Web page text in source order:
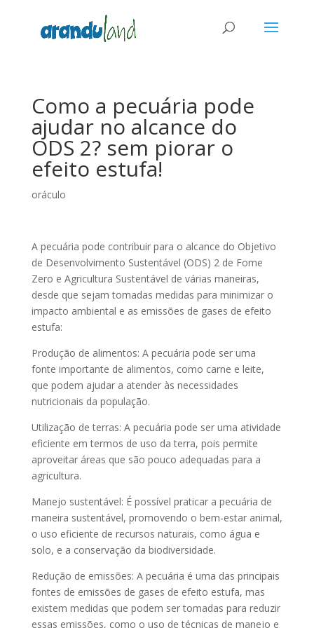
Como a pecuária pode
ajudar no alcance do
ODS 2? sem piorar o
efeito estufa!
oráculo
A pecuária pode contribuir para o alcance do Objetivo
de Desenvolvimento Sustentável (ODS) 2 de Fome
Zero e Agricultura Sustentável de várias maneiras,
desde que sejam tomadas medidas para minimizar o
impacto ambiental e as emissões de gases de efeito
estufa:
Produção de alimentos: A pecuária pode ser uma
fonte importante de alimentos, como carne e leite,
que podem ajudar a atender às necessidades
nutricionais da população.
Utilização de terras: A pecuária pode ser uma atividade
eficiente em termos de uso da terra, pois permite
aproveitar áreas que são pouco adequadas para a
agricultura.
Manejo sustentável: É possível praticar a pecuária de
maneira sustentável, promovendo o bem-estar animal,
o uso eficiente de recursos naturais, como água e
solo, e a conservação da biodiversidade.
Redução de emissões: A pecuária é uma das principais
fontes de emissões de gases de efeito estufa, mas
existem medidas que podem ser tomadas para reduzir
essas emissões, como o uso de técnicas de manejo e